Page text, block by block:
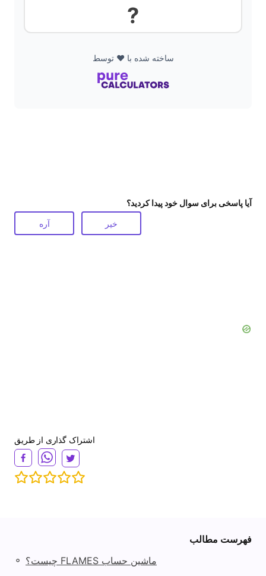
e
?
ساخته شده با ❤️ توسط
آیا پاسخی برای سوال خود پیدا کردید؟
آره خیر
اشتراک گذاری از طریق
فهرست مطالب
◦ ماشین حساب FLAMES چیست؟